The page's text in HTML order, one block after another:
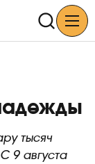
тысяч
9 августа